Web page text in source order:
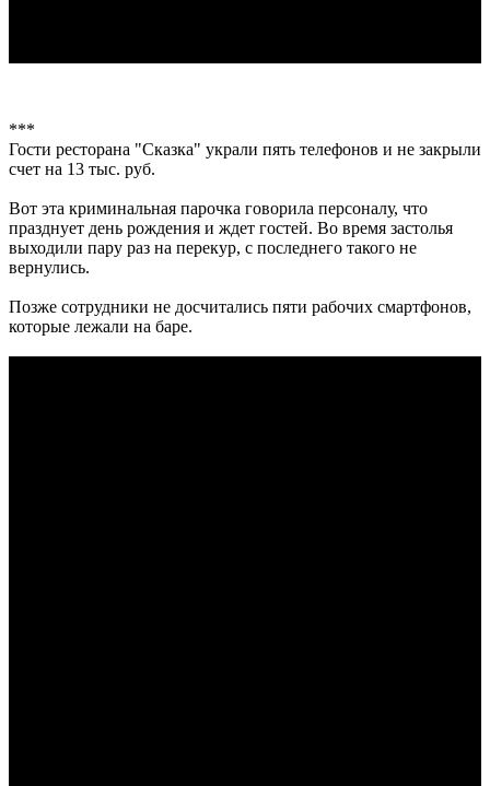
***
Гости ресторана "Сказка" украли пять телефонов и не закрыли
счет на 13 тыс. руб.
Вот эта криминальная парочка говорила персоналу, что
празднует день рождения и ждет гостей. Во время застолья
выходили пару раз на перекур, с последнего такого не
вернулись.
Позже сотрудники не досчитались пяти рабочих смартфонов,
которые лежали на баре.